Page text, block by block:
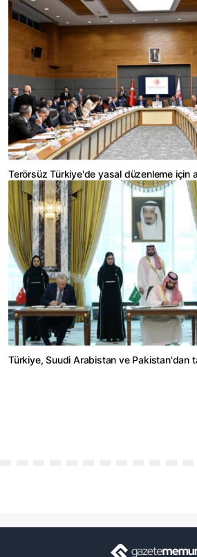
Terörsüz Türkiye'de yasal düzenleme için
Türkiye, Suudi Arabistan ve Pakistan'dan